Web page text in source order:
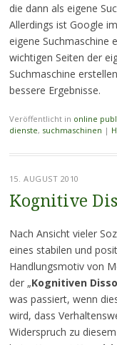
die dann als eigene
Allerdings ist Google
eigene Suchmaschine
wichtigen Seiten der
Suchmaschine
bessere Ergebnisse.
Veröffentlicht in online
dienste, suchmaschinen |
15. AUGUST 2010
Kognitive
Nach Ansicht vieler
eines stabilen und
Handlungsmotiv von
der „Kognitiven
was passiert, wenn
wird, dass
Widerspruch zu